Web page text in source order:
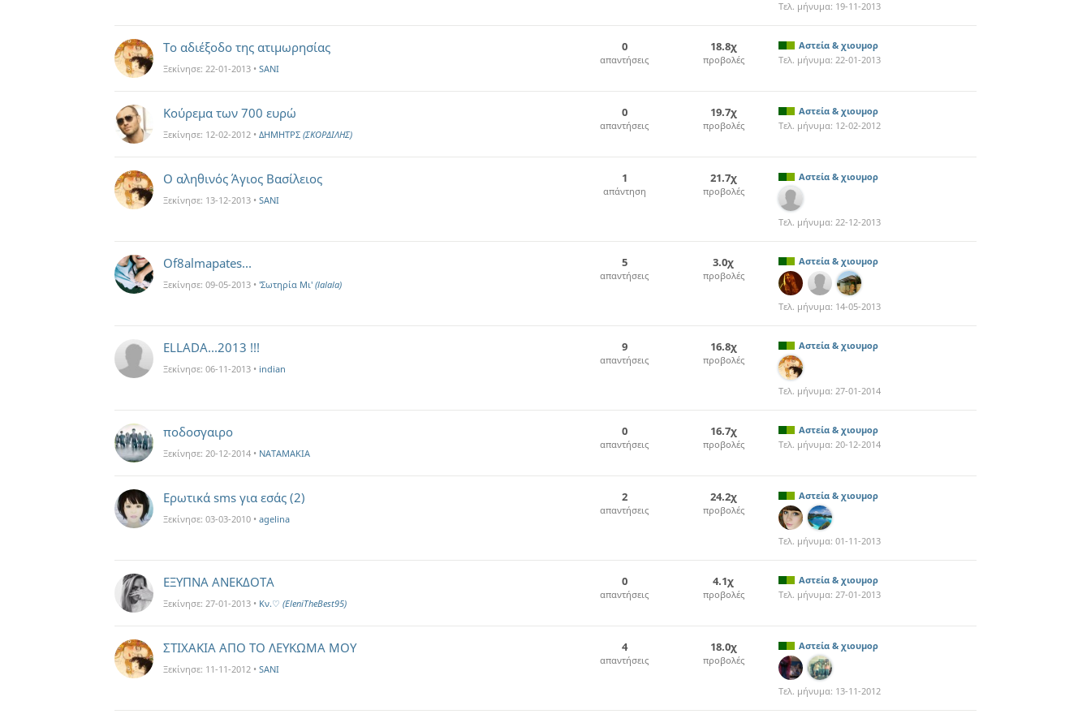
Τελ. μήνυμα: 19-11-2013
Το αδιέξοδο της ατιμωρησίας
Ξεκίνησε: 22-01-2013 • SANI
0
απαντήσεις
18.8χ
προβολές
Αστεία & χιουμορ
Τελ. μήνυμα: 22-01-2013
Κούρεμα των 700 ευρώ
Ξεκίνησε: 12-02-2012 • ΔΗΜΗΤΡΣ (ΣΚΟΡΔΙΛΗΣ)
0
απαντήσεις
19.7χ
προβολές
Αστεία & χιουμορ
Τελ. μήνυμα: 12-02-2012
Ο αληθινός Άγιος Βασίλειος
Ξεκίνησε: 13-12-2013 • SANI
1
απάντηση
21.7χ
προβολές
Αστεία & χιουμορ
Τελ. μήνυμα: 22-12-2013
Of8almapates...
Ξεκίνησε: 09-05-2013 • 'Σωτηρία Mι' (lalala)
5
απαντήσεις
3.0χ
προβολές
Αστεία & χιουμορ
Τελ. μήνυμα: 14-05-2013
ELLADA...2013 !!!
Ξεκίνησε: 06-11-2013 • indian
9
απαντήσεις
16.8χ
προβολές
Αστεία & χιουμορ
Τελ. μήνυμα: 27-01-2014
ποδοσγαιρο
Ξεκίνησε: 20-12-2014 • NATAMAKIA
0
απαντήσεις
16.7χ
προβολές
Αστεία & χιουμορ
Τελ. μήνυμα: 20-12-2014
Ερωτικά sms για εσάς (2)
Ξεκίνησε: 03-03-2010 • agelina
2
απαντήσεις
24.2χ
προβολές
Αστεία & χιουμορ
Τελ. μήνυμα: 01-11-2013
ΕΞΥΠΝΑ ΑΝΕΚΔΟΤΑ
Ξεκίνησε: 27-01-2013 • Kν.♡ (EleniTheBest95)
0
απαντήσεις
4.1χ
προβολές
Αστεία & χιουμορ
Τελ. μήνυμα: 27-01-2013
ΣΤΙΧΑΚΙΑ ΑΠΟ ΤΟ ΛΕΥΚΩΜΑ ΜΟΥ
Ξεκίνησε: 11-11-2012 • SANI
4
απαντήσεις
18.0χ
προβολές
Αστεία & χιουμορ
Τελ. μήνυμα: 13-11-2012